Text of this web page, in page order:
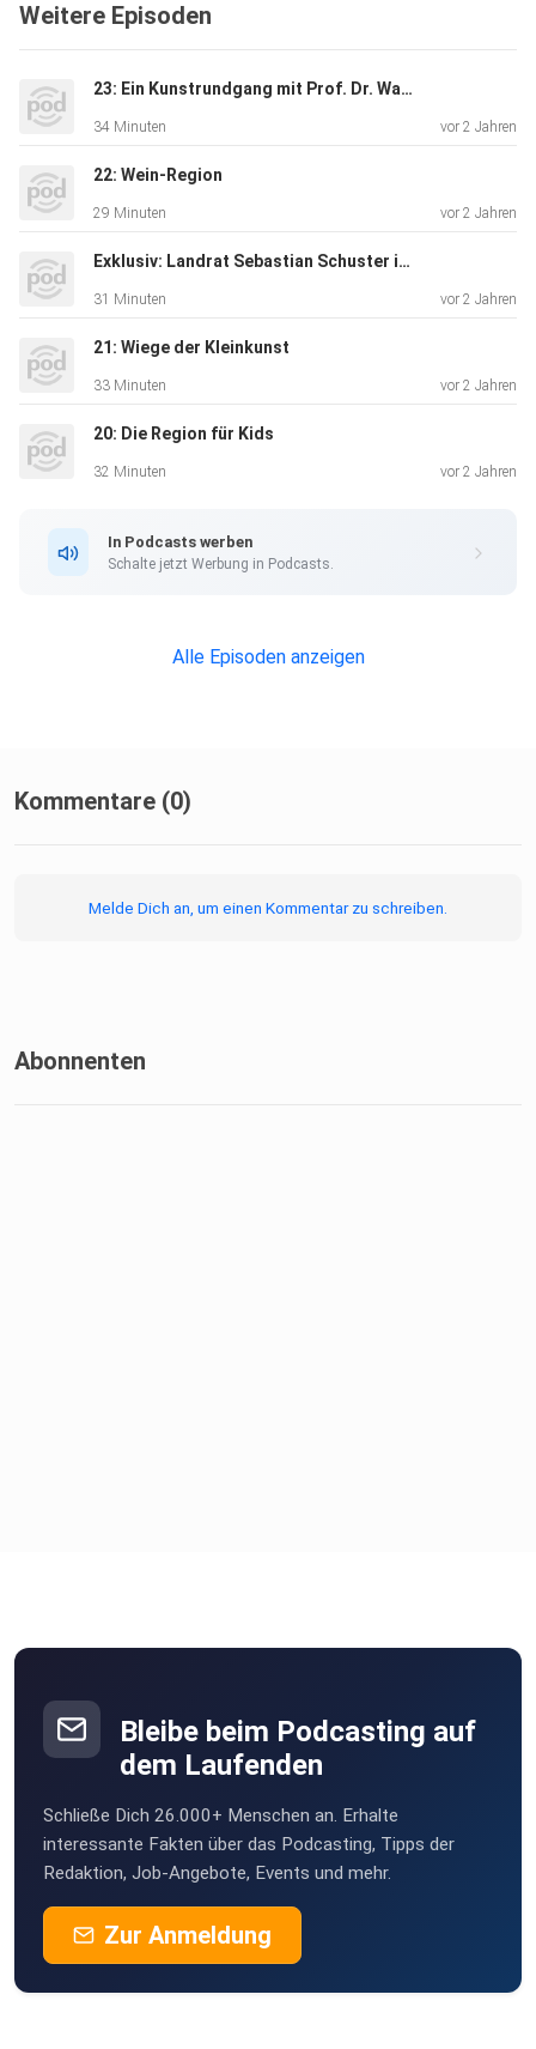
Beethovenhotel Dreesen und erhaltet Inspirationen für
nächste außergewöhnliche Reise!
Moderation: Luca Samlidis, Marie
Knäpper
Region Bonn/Rhein-Sieg/Ahrweiler
Produktion und Schnitt: Marie Knäpper
Konzeption: Kreativ Konzept - Agentur für Werbung GmbH
und
Dieses Projekt wird als Teil der Reaktion der Europäischen
1. Künstler: Superintendant McCupcakes I Song: No Curves
Weitere Episoden
23: Ein Kunstrundgang mit Prof. Dr. Walter Smerling
34 Minuten vor 2 Jahren
22: Wein-Region
29 Minuten vor 2 Jahren
Exklusiv: Landrat Sebastian Schuster im Tourismus-Gespräch
31 Minuten vor 2 Jahren
21: Wiege der Kleinkunst
33 Minuten vor 2 Jahren
20: Die Region für Kids
32 Minuten vor 2 Jahren
In Podcasts werben
Schalte jetzt Werbung in Podcasts.
Alle Episoden anzeigen
Kommentare (0)
Melde Dich an, um einen Kommentar zu schreiben.
Abonnenten
Bleibe beim Podcasting auf
dem Laufenden
Schließe Dich 26.000+ Menschen an. Erhalte
interessante Fakten über das Podcasting, Tipps der
Redaktion, Job-Angebote, Events und mehr.
Zur Anmeldung